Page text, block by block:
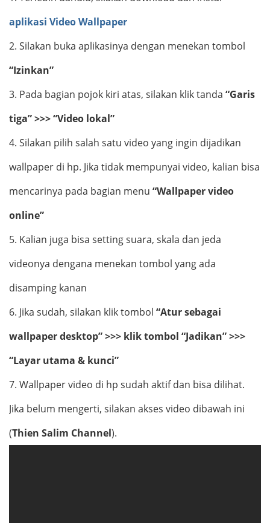
aplikasi Video Wallpaper
2. Silakan buka aplikasinya dengan menekan tombol
“Izinkan”
3. Pada bagian pojok kiri atas, silakan klik tanda “Garis
tiga” >>> “Video lokal”
4. Silakan pilih salah satu video yang ingin dijadikan
wallpaper di hp. Jika tidak mempunyai video, kalian bisa
mencarinya pada bagian menu “Wallpaper video
online”
5. Kalian juga bisa setting suara, skala dan jeda
videonya dengana menekan tombol yang ada
disamping kanan
6. Jika sudah, silakan klik tombol “Atur sebagai
wallpaper desktop” >>> klik tombol “Jadikan” >>>
“Layar utama & kunci”
7. Wallpaper video di hp sudah aktif dan bisa dilihat.
Jika belum mengerti, silakan akses video dibawah ini
(Thien Salim Channel).